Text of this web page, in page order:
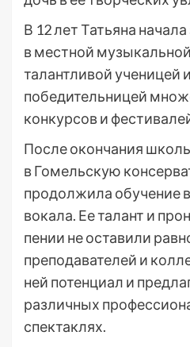
В 12 лет Татьяна
в местной
талантливой ученицей
победительницей
конкурсов и
После окончания
в Гомельскую
продолжила обучение
вокала. Ее талант и
пении не оставили
преподавателей и
ней потенциал и
различных
спектаклях.